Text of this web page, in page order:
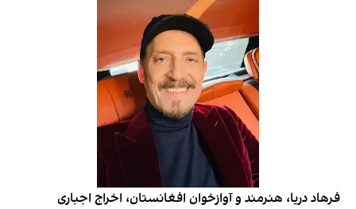
فرهاد دریا، هنرمند و آوازخوان افغانستان، اخراج اجباری